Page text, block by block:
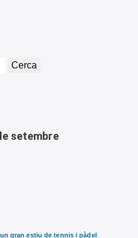
setembre
gran estiu de tennis i pàdel